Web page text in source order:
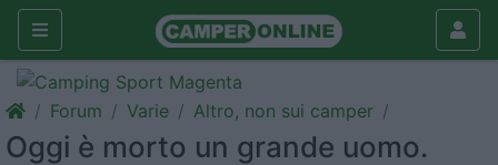
Forum Varie Altro, non sui camper
Oggi è morto un grande uomo.